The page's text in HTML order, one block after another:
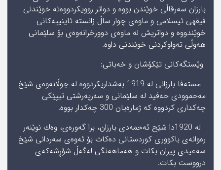
بارزان سه‌رقاڵى خوێندن بووه‌ و دواتر روویكردووه‌ته‌ خوێندنى
فیقهى ئیسلامى و ماوه‌ى چوار ساڵ زانسته‌ ئاینییه‌كانى
خوێندووه‌ و دواتریش له‌ ماوه‌ى دوورخرانه‌وه‌ى بۆ سلێمانى
هه‌وڵى ته‌واوكردنى خوێندنى داوه‌.
وێستگه‌كانى تێكۆشان و خه‌باتى:
مسته‌فا بارزانى له‌ 1919 به‌شداریكردووه‌ له‌ جوڵانه‌وه‌ى شێخ
مه‌حموودى حه‌فید له‌ سلێمانى و سه‌رپه‌رشتى تیپێكى
چه‌كدارى كردووه‌ كه‌ ژماره‌یان 300 چه‌كدار بووه‌.
له‌ 1920دا شێح ئه‌حمه‌دى بارزان، برا گه‌وره‌ى، وه‌ك نوێنه‌ر
ره‌وانه‌ى باكوورى كوردستانى ده‌كات بۆ ئه‌وه‌ى سه‌ردانى شێخ
سه‌عیدى پیران بكات و هه‌ماهه‌نگى له‌گه‌ڵ شۆڕشه‌كه‌ى
درووست بكات.